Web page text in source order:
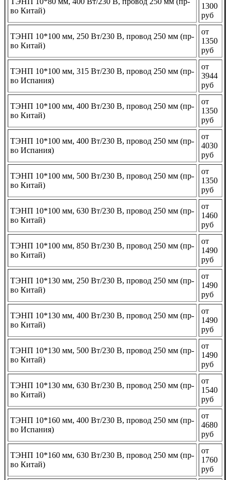
во Китай)
1300
руб
ТЭНП 10*100 мм, 250 Вт/230 В, провод 250 мм (пр-
во Китай)
от
1350
руб
ТЭНП 10*100 мм, 315 Вт/230 В, провод 250 мм (пр-
во Испания)
от
3944
руб
ТЭНП 10*100 мм, 400 Вт/230 В, провод 250 мм (пр-
во Китай)
от
1350
руб
ТЭНП 10*100 мм, 400 Вт/230 В, провод 250 мм (пр-
во Испания)
от
4030
руб
ТЭНП 10*100 мм, 500 Вт/230 В, провод 250 мм (пр-
во Китай)
от
1350
руб
ТЭНП 10*100 мм, 630 Вт/230 В, провод 250 мм (пр-
во Китай)
от
1460
руб
ТЭНП 10*100 мм, 850 Вт/230 В, провод 250 мм (пр-
во Китай)
от
1490
руб
ТЭНП 10*130 мм, 250 Вт/230 В, провод 250 мм (пр-
во Китай)
от
1490
руб
ТЭНП 10*130 мм, 400 Вт/230 В, провод 250 мм (пр-
во Китай)
от
1490
руб
ТЭНП 10*130 мм, 500 Вт/230 В, провод 250 мм (пр-
во Китай)
от
1490
руб
ТЭНП 10*130 мм, 630 Вт/230 В, провод 250 мм (пр-
во Китай)
от
1540
руб
ТЭНП 10*160 мм, 400 Вт/230 В, провод 250 мм (пр-
во Испания)
от
4680
руб
ТЭНП 10*160 мм, 630 Вт/230 В, провод 250 мм (пр-
во Китай)
от
1760
руб